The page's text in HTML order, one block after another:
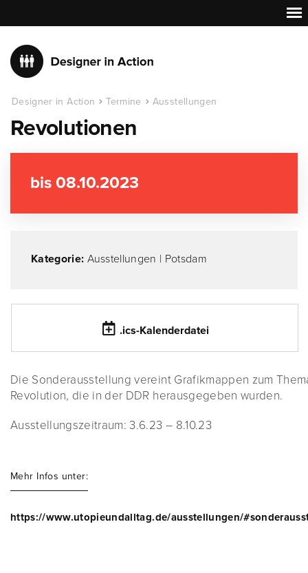
Designer in Action Termine Ausstellungen
Revolutionen
bis 08.10.2023
Kategorie: Ausstellungen | Potsdam
.ics-Kalenderdatei
Die Sonderausstellung vereint Grafikmappen zum
Revolution, die in der DDR herausgegeben wurden.
Ausstellungszeitraum: 3.6.23 – 8.10.23
Mehr Infos unter:
https://www.utopieundalltag.de/ausstellungen/